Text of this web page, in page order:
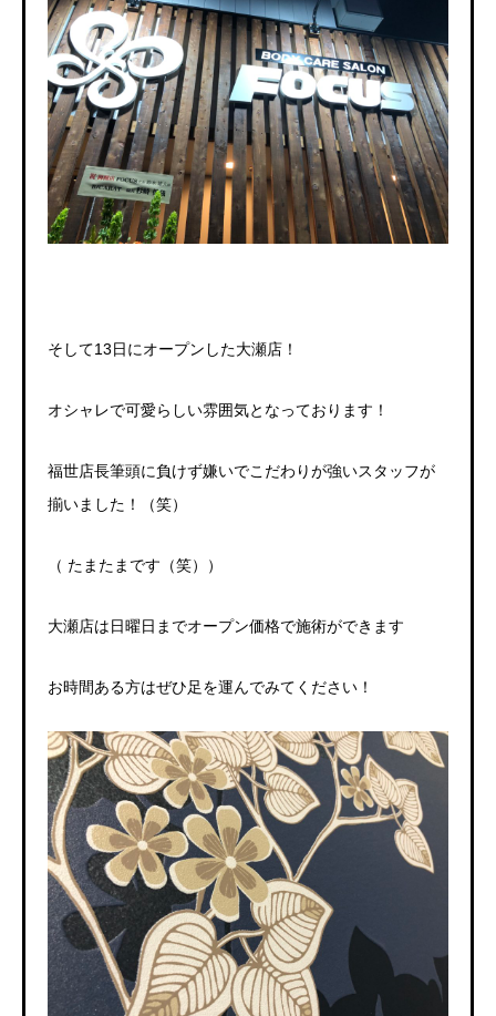
そして13日にオープンした大瀬店！
オシャレで可愛らしい雰囲気となっております！
福世店長筆頭に負けず嫌いでこだわりが強いスタッフが
揃いました！（笑）
（ たまたまです（笑））
大瀬店は日曜日までオープン価格で施術ができます
お時間ある方はぜひ足を運んでみてください！